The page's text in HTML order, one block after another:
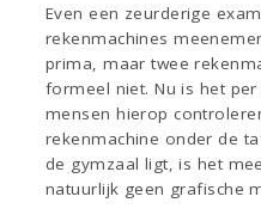
Even een zeurderige
rekenmachines
prima, maar twee
formeel niet. Nu is het
mensen hierop
rekenmachine onder de
de gymzaal ligt, is het
natuurlijk geen grafische